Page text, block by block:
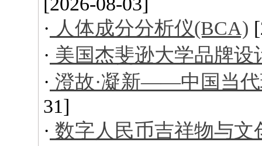
· 人体成分分析仪(BCA)
· 美国杰斐逊大学品牌设
· 澄故·凝新——中国当
31]
· 数字人民币吉祥物与文